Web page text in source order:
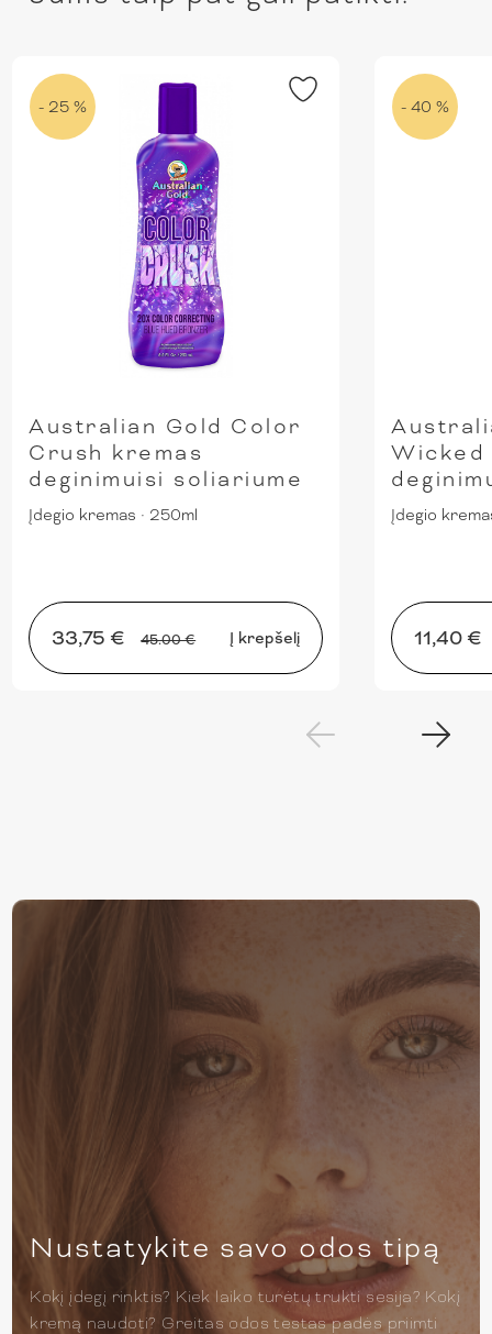
- 25 %
Australian Gold Color
Crush kremas
deginimuisi soliariume
Įdegio kremas · 250ml
Į krepšelį
33,75 € 45.00 €
- 40 %
Wicked
Įdegio
11,40 €
Nustatykite savo odos tipą
Kokį įdegį rinktis? Kiek laiko turėtų trukti sesija? Kokį
kremą naudoti? Greitas odos testas padės priimti